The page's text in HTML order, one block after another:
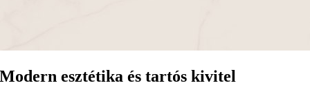
Modern esztétika és tartós kivitel